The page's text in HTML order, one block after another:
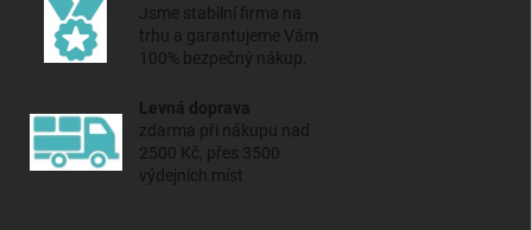
Jsme stabilní firma na
trhu a garantujeme Vám
100% bezpečný nákup.
Levná doprava
zdarma při nákupu nad
2500 Kč, přes 3500
výdejních míst